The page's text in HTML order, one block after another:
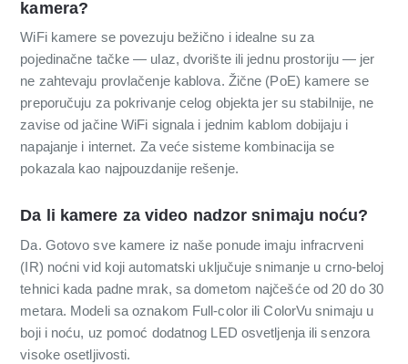
kamera?
WiFi kamere se povezuju bežično i idealne su za
pojedinačne tačke — ulaz, dvorište ili jednu prostoriju — jer
ne zahtevaju provlačenje kablova. Žične (PoE) kamere se
preporučuju za pokrivanje celog objekta jer su stabilnije, ne
zavise od jačine WiFi signala i jednim kablom dobijaju i
napajanje i internet. Za veće sisteme kombinacija se
pokazala kao najpouzdanije rešenje.
Da li kamere za video nadzor snimaju noću?
Da. Gotovo sve kamere iz naše ponude imaju infracrveni
(IR) noćni vid koji automatski uključuje snimanje u crno-beloj
tehnici kada padne mrak, sa dometom najčešće od 20 do 30
metara. Modeli sa oznakom Full-color ili ColorVu snimaju u
boji i noću, uz pomoć dodatnog LED osvetljenja ili senzora
visoke osetljivosti.